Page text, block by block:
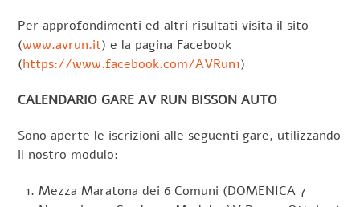
Per approfondimenti ed altri risultati visita il sito
(www.avrun.it) e la pagina Facebook
(https://www.facebook.com/AVRun1)
CALENDARIO GARE AV RUN BISSON AUTO
Sono aperte le iscrizioni alle seguenti gare, utilizzando
il nostro modulo:
Mezza Maratona dei 6 Comuni (DOMENICA 7